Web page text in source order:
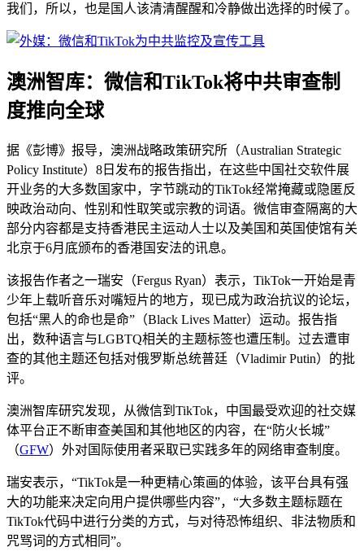
我们，所以，也是国人该清清醒醒和冷静做出选择的时候了。
澳洲智库：微信和TikTok将中共审查制
度推向全球
据《彭博》报导，澳洲战略政策研究所（Australian Strategic
Policy Institute）8日发布的报告指出，在这些中国社交软件展
开业务的大多数国家中，字节跳动的TikTok经常掩藏或隐匿反
映政治动向、性别和性取笑或宗教的词语。微信审查隔离的大
部分内容都是支持香港民主运动人士以及美国和英国使馆有关
北京于6月底颁布的香港国安法的讯息。
该报告作者之一瑞安（Fergus Ryan）表示，TikTok一开始是青
少年上载听音乐对嘴短片的地方，现已成为政治抗议的论坛，
包括“黑人的命也是命”（Black Lives Matter）运动。报告指
出，数种语言与LGBTQ相关的主题标签也遭压制。过去遭审
查的其他主题还包括对俄罗斯总统普廷（Vladimir Putin）的批
评。
澳洲智库研究发现，从微信到TikTok，中国最受欢迎的社交媒
体平台正不断审查美国和其他地区的内容，在“防火长城”
（GFW）外对国际使用者采取已实践多年的网络审查制度。
瑞安表示，“TikTok是一种更精心策画的体验，该平台具有强
大的功能来决定向用户提供哪些内容”，“大多数主题标题在
TikTok代码中进行分类的方式，与对待恐怖组织、非法物质和
咒骂词的方式相同”。